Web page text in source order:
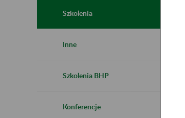
Szkolenia
Inne
Szkolenia BHP
Konferencje